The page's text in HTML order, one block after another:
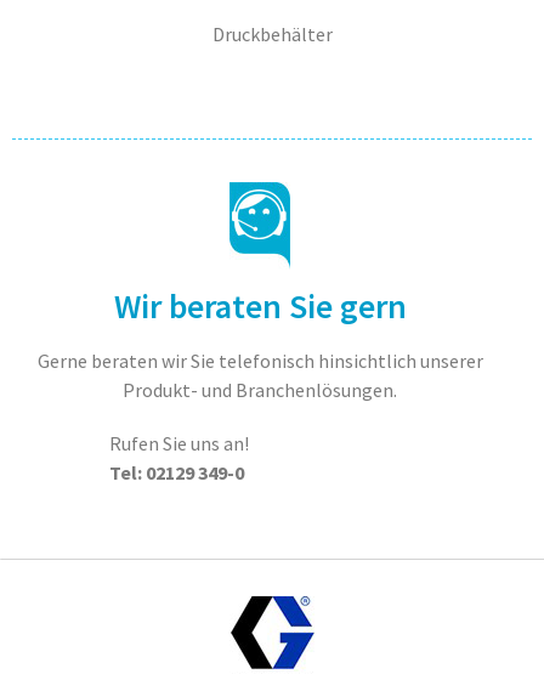
Druckbehälter
Wir beraten Sie gern
Gerne beraten wir Sie telefonisch hinsichtlich unserer
Produkt- und Branchenlösungen.
Rufen Sie uns an!
Tel: 02129 349-0